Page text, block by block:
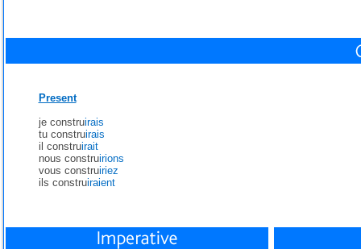
Present
je construirais
tu construirais
il construirait
nous construirions
vous construiriez
ils construiraient